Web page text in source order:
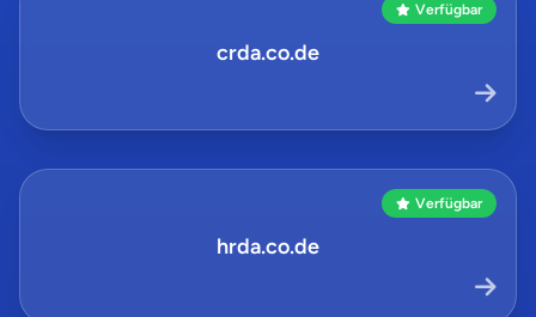
Verfügbar
crda.co.de
Verfügbar
hrda.co.de